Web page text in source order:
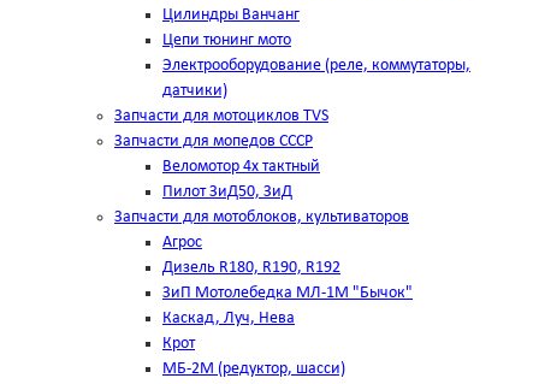
Цилиндры Ванчанг
Цепи тюнинг мото
Электрооборудование (реле, коммутаторы,
датчики)
Запчасти для мотоциклов TVS
Запчасти для мопедов СССР
Веломотор 4х тактный
Пилот ЗиД50, ЗиД
Запчасти для мотоблоков, культиваторов
Агрос
Дизель R180, R190, R192
ЗиП Мотолебедка МЛ-1М "Бычок"
Каскад, Луч, Нева
Крот
МБ-2М (редуктор, шасси)